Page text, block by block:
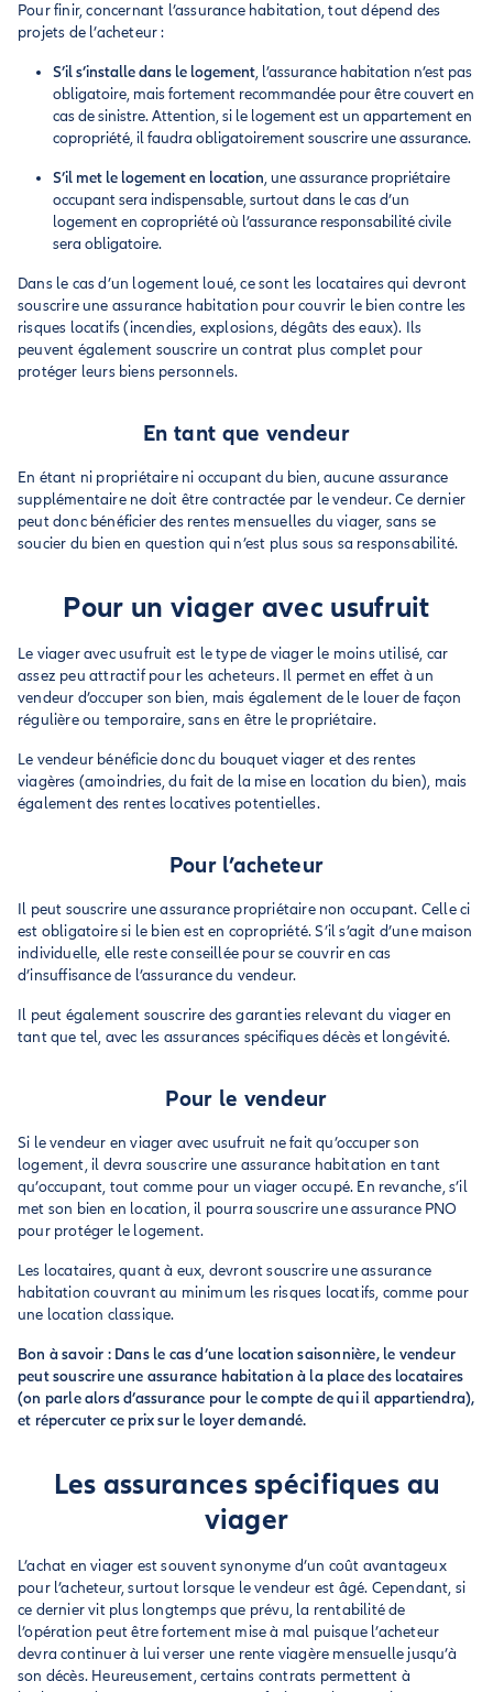
Pour finir, concernant l’assurance habitation, tout dépend des
projets de l’acheteur :
S’il s’installe dans le logement, l’assurance habitation n’est pas
obligatoire, mais fortement recommandée pour être couvert en
cas de sinistre. Attention, si le logement est un appartement en
copropriété, il faudra obligatoirement souscrire une assurance.
S’il met le logement en location, une assurance propriétaire
occupant sera indispensable, surtout dans le cas d’un
logement en copropriété où l’assurance responsabilité civile
sera obligatoire.
Dans le cas d’un logement loué, ce sont les locataires qui devront
souscrire une assurance habitation pour couvrir le bien contre les
risques locatifs (incendies, explosions, dégâts des eaux). Ils
peuvent également souscrire un contrat plus complet pour
protéger leurs biens personnels.
En tant que vendeur
En étant ni propriétaire ni occupant du bien, aucune assurance
supplémentaire ne doit être contractée par le vendeur. Ce dernier
peut donc bénéficier des rentes mensuelles du viager, sans se
soucier du bien en question qui n’est plus sous sa responsabilité.
Pour un viager avec usufruit
Le viager avec usufruit est le type de viager le moins utilisé, car
assez peu attractif pour les acheteurs. Il permet en effet à un
vendeur d’occuper son bien, mais également de le louer de façon
régulière ou temporaire, sans en être le propriétaire.
Le vendeur bénéficie donc du bouquet viager et des rentes
viagères (amoindries, du fait de la mise en location du bien), mais
également des rentes locatives potentielles.
Pour l’acheteur
Il peut souscrire une assurance propriétaire non occupant. Celle ci
est obligatoire si le bien est en copropriété. S’il s’agit d’une maison
individuelle, elle reste conseillée pour se couvrir en cas
d’insuffisance de l’assurance du vendeur.
Il peut également souscrire des garanties relevant du viager en
tant que tel, avec les assurances spécifiques décès et longévité.
Pour le vendeur
Si le vendeur en viager avec usufruit ne fait qu’occuper son
logement, il devra souscrire une assurance habitation en tant
qu’occupant, tout comme pour un viager occupé. En revanche, s’il
met son bien en location, il pourra souscrire une assurance PNO
pour protéger le logement.
Les locataires, quant à eux, devront souscrire une assurance
habitation couvrant au minimum les risques locatifs, comme pour
une location classique.
Bon à savoir : Dans le cas d’une location saisonnière, le vendeur
peut souscrire une assurance habitation à la place des locataires
(on parle alors d’assurance pour le compte de qui il appartiendra),
et répercuter ce prix sur le loyer demandé.
Les assurances spécifiques au
viager
L’achat en viager est souvent synonyme d’un coût avantageux
pour l’acheteur, surtout lorsque le vendeur est âgé. Cependant, si
ce dernier vit plus longtemps que prévu, la rentabilité de
l’opération peut être fortement mise à mal puisque l’acheteur
devra continuer à lui verser une rente viagère mensuelle jusqu’à
son décès. Heureusement, certains contrats permettent à